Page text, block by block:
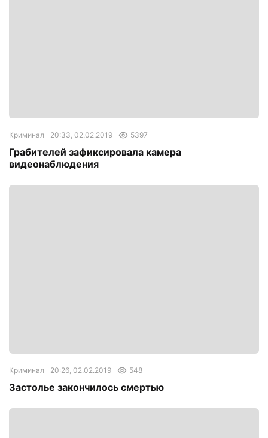
Криминал 20:33, 02.02.2019 5397
Грабителей зафиксировала камера
видеонаблюдения
Криминал 20:26, 02.02.2019 548
Застолье закончилось смертью